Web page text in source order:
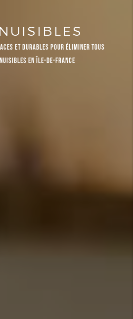
ET DURABLES POUR ÉLIMINER TOUS
EN ÎLE-DE-FRANCE